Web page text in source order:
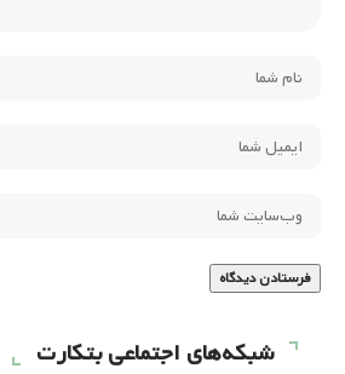
شبکه‌های اجتماعی بتکارت